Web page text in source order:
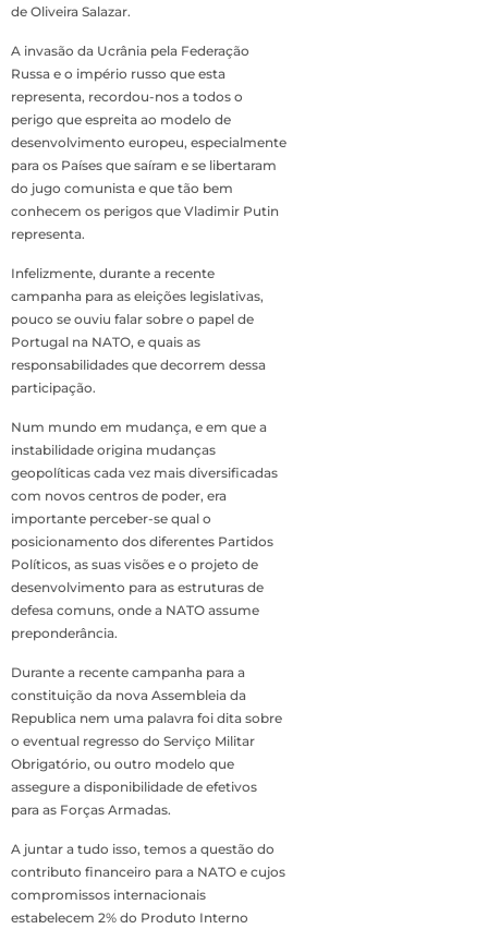
de Oliveira Salazar.
A invasão da Ucrânia pela Federação
Russa e o império russo que esta
representa, recordou-nos a todos o
perigo que espreita ao modelo de
desenvolvimento europeu, especialmente
para os Países que saíram e se libertaram
do jugo comunista e que tão bem
conhecem os perigos que Vladimir Putin
representa.
Infelizmente, durante a recente
campanha para as eleições legislativas,
pouco se ouviu falar sobre o papel de
Portugal na NATO, e quais as
responsabilidades que decorrem dessa
participação.
Num mundo em mudança, e em que a
instabilidade origina mudanças
geopolíticas cada vez mais diversificadas
com novos centros de poder, era
importante perceber-se qual o
posicionamento dos diferentes Partidos
Políticos, as suas visões e o projeto de
desenvolvimento para as estruturas de
defesa comuns, onde a NATO assume
preponderância.
Durante a recente campanha para a
constituição da nova Assembleia da
Republica nem uma palavra foi dita sobre
o eventual regresso do Serviço Militar
Obrigatório, ou outro modelo que
assegure a disponibilidade de efetivos
para as Forças Armadas.
A juntar a tudo isso, temos a questão do
contributo financeiro para a NATO e cujos
compromissos internacionais
estabelecem 2% do Produto Interno